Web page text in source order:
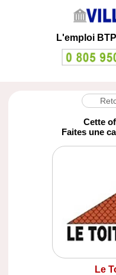
L'emploi
Cette
Faites une
Le